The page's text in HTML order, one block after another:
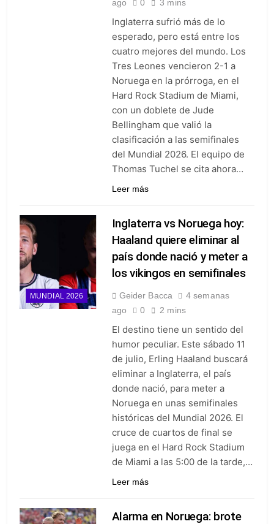
goleó 7-0 a Boyacá Chicó y es
líder de la Liga BetPlay
4 Días Ago
Vuelve la Premier League:
arranca el 21 de agosto con el
Arsenal campeón abriendo
ante el Coventry
4 Días Ago
Escándalo en Montería: el
debut de Nacional se suspendió
por disturbios cuando ganaba
3-0 a Jaguares
ago
0 3 mins
Inglaterra sufrió más de lo
esperado, pero está entre los
cuatro mejores del mundo. Los
Tres Leones vencieron 2-1 a
Noruega en la prórroga, en el
Hard Rock Stadium de Miami,
con un doblete de Jude
Bellingham que valió la
clasificación a las semifinales
del Mundial 2026. El equipo de
Thomas Tuchel se cita ahora…
Leer más
MUNDIAL 2026
Inglaterra vs Noruega hoy:
Haaland quiere eliminar al
país donde nació y meter a
los vikingos en semifinales
Geider Bacca
4 semanas
ago
0 2 mins
El destino tiene un sentido del
humor peculiar. Este sábado 11
de julio, Erling Haaland buscará
eliminar a Inglaterra, el país
donde nació, para meter a
Noruega en unas semifinales
históricas del Mundial 2026. El
cruce de cuartos de final se
juega en el Hard Rock Stadium
de Miami a las 5:00 de la tarde,…
Leer más
Alarma en Noruega: brote